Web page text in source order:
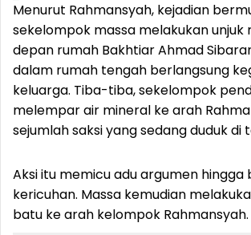
Menurut Rahmansyah, kejadian
sekelompok massa melakukan unjuk
depan rumah Bakhtiar Ahmad
dalam rumah tengah berlangsung
keluarga. Tiba-tiba, sekelompok
melempar air mineral ke arah
sejumlah saksi yang sedang duduk di
Aksi itu memicu adu argumen hingga
kericuhan. Massa kemudian
batu ke arah kelompok Rahmansyah.